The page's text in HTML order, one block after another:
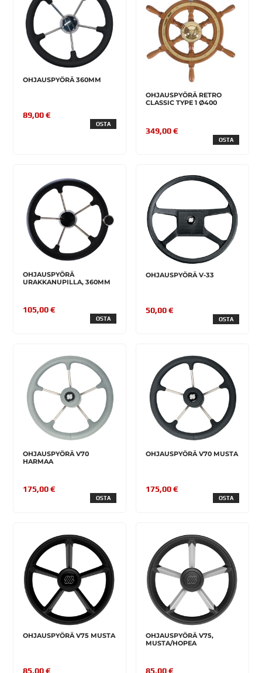
OHJAUSPYÖRÄ 360MM
89,00 €
OSTA
OHJAUSPYÖRÄ RETRO
CLASSIC TYPE 1 Ø400
349,00 €
OSTA
OHJAUSPYÖRÄ
URAKKANUPILLA, 360MM
105,00 €
OSTA
OHJAUSPYÖRÄ V-33
50,00 €
OSTA
OHJAUSPYÖRÄ V70
HARMAA
175,00 €
OSTA
OHJAUSPYÖRÄ V70 MUSTA
175,00 €
OSTA
OHJAUSPYÖRÄ V75 MUSTA
85,00 €
OHJAUSPYÖRÄ V75,
MUSTA/HOPEA
85,00 €